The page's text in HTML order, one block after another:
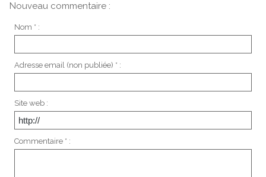
Nouveau commentaire :
Nom * :
Adresse email (non publiée) * :
Site web :
Commentaire * :